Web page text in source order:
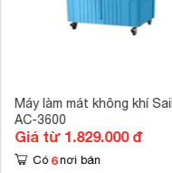
Máy làm mát không khí
AC-3600
Giá từ 1.829.000 đ
Có 6 nơi bán